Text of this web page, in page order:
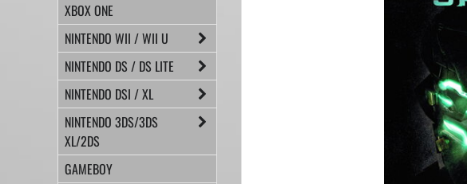
XBOX ONE
NINTENDO WII / WII U
NINTENDO DS / DS LITE
NINTENDO DSI / XL
NINTENDO 3DS/3DS
XL/2DS
GAMEBOY